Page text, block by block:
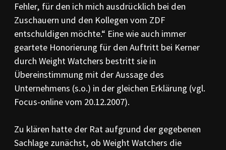
Fehler, für den ich mich ausdrücklich bei den
Zuschauern und den Kollegen vom ZDF
entschuldigen möchte.“ Eine wie auch immer
geartete Honorierung für den Auftritt bei Kerner
durch Weight Watchers bestritt sie in
Übereinstimmung mit der Aussage des
Unternehmens (s.o.) in der gleichen Erklärung (vgl.
Focus-online vom 20.12.2007).
Zu klären hatte der Rat aufgrund der gegebenen
Sachlage zunächst, ob Weight Watchers die